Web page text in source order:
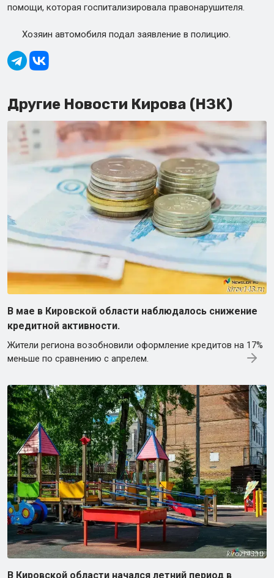
помощи, которая госпитализировала правонарушителя.
Хозяин автомобиля подал заявление в полицию.
Другие Новости Кирова (НЗК)
В мае в Кировской области наблюдалось снижение
кредитной активности.
Жители региона возобновили оформление кредитов на 17%
меньше по сравнению с апрелем.
В Кировской области начался летний период в